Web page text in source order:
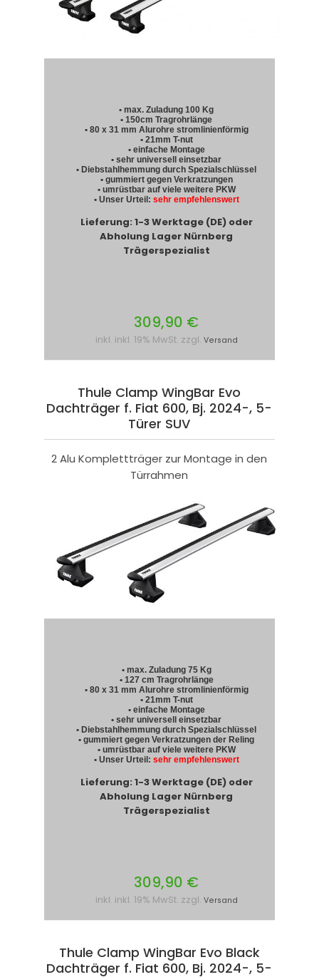
• max. Zuladung 100 Kg
• 150cm Tragrohrlänge
• 80 x 31 mm Alurohre stromlinienförmig
• 21mm T-nut
• einfache Montage
• sehr universell einsetzbar
• Diebstahlhemmung durch Spezialschlüssel
• gummiert gegen Verkratzungen
• umrüstbar auf viele weitere PKW
• Unser Urteil: sehr empfehlenswert
Lieferung: 1-3 Werktage (DE) oder
Abholung Lager Nürnberg
Trägerspezialist
309,90 €
inkl. inkl. 19% MwSt. zzgl. Versand
Thule Clamp WingBar Evo
Dachträger f. Fiat 600, Bj. 2024-, 5-
Türer SUV
2 Alu Komplettträger zur Montage in den
Türrahmen
• max. Zuladung 75 Kg
• 127 cm Tragrohrlänge
• 80 x 31 mm Alurohre stromlinienförmig
• 21mm T-nut
• einfache Montage
• sehr universell einsetzbar
• Diebstahlhemmung durch Spezialschlüssel
• gummiert gegen Verkratzungen der Reling
• umrüstbar auf viele weitere PKW
• Unser Urteil: sehr empfehlenswert
Lieferung: 1-3 Werktage (DE) oder
Abholung Lager Nürnberg
Trägerspezialist
309,90 €
inkl. inkl. 19% MwSt. zzgl. Versand
Thule Clamp WingBar Evo Black
Dachträger f. Fiat 600, Bj. 2024-, 5-